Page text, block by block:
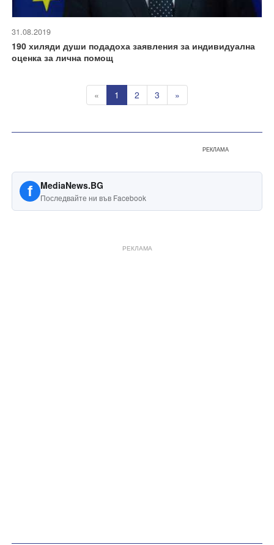
31.08.2019
190 хиляди души подадоха заявления за индивидуална
оценка за лична помощ
« 1 2 3 »
РЕКЛАМА
f MediaNews.BG
Последвайте ни във Facebook
РЕКЛАМА